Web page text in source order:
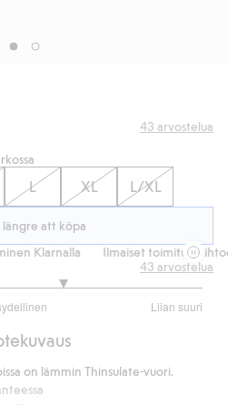
luokitus: 43 arvostelua
L XL L/XL
att köpa
Klarnalla Ilmaiset
Liian suuri
43 arvostelua
on lämmin Thinsulate-vuori.